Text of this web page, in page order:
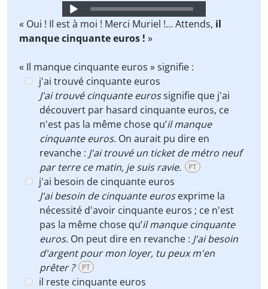
Audio
Player
« Oui ! Il est à moi ! Merci Muriel !… Attends, il
manque cinquante euros ! »
« Il manque cinquante euros » signifie :
j'ai trouvé cinquante euros
J'ai trouvé cinquante eurossignifie que j'ai
découvert par hasard cinquante euros, ce
n'est pas la même chose qu’il manque
cinquante euros. On aurait pu dire en
revanche : J'ai trouvé un ticket de métro neuf
par terre ce matin, je suis ravie.
PT
j'ai besoin de cinquante euros
J'ai besoin de cinquante eurosexprime la
nécessité d'avoir cinquante euros ; ce n'est
pas la même chose qu’il manque cinquante
euros. On peut dire en revanche : J'ai besoin
d'argent pour mon loyer, tu peux m'en
prêter ?
PT
il reste cinquante euros